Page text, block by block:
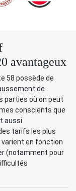
avantageux
58 possède de
de
parties où on peut
conscients que
aussi
tarifs les plus
en fonction
(notamment pour